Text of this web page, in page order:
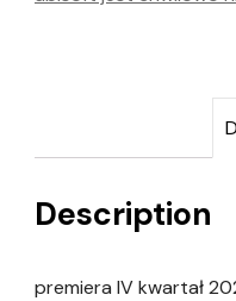
Description
premiera IV kwartał